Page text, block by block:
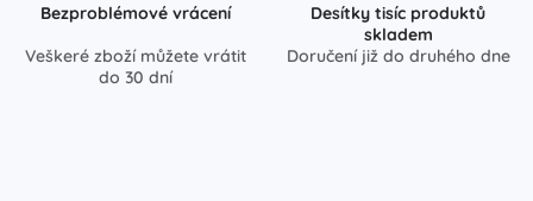
Bezproblémové vrácení
Veškeré zboží můžete vrátit
do 30 dní
Desítky tisíc produktů
skladem
Doručení již do druhého dne